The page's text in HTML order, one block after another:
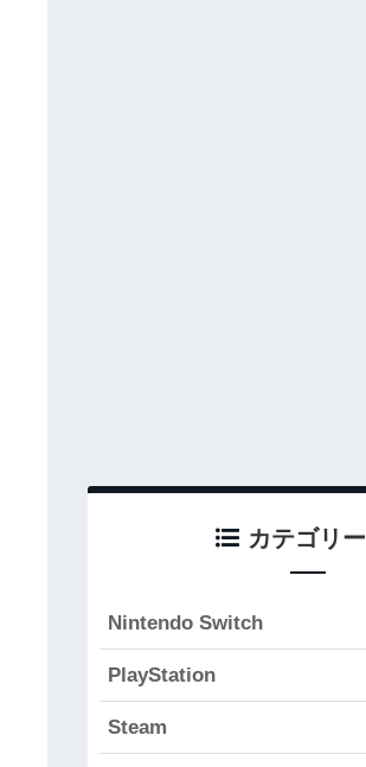
カテゴリー
Nintendo Switch
PlayStation
Steam